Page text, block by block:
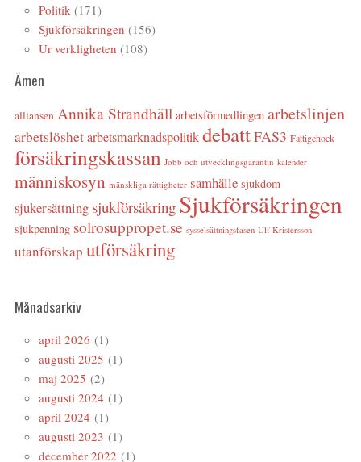
Politik(171)
Sjukförsäkringen (156)
Ur verkligheten (108)
Ämen
alliansen Annika Strandhäll arbetsförmedlingen arbetslinjen
arbetslöshet arbetsmarknadspolitik debattFAS3 Fattigchock
försäkringskassan Jobb och utvecklingsgarantin kalender
människosyn mänskliga rättigheter samhälle sjukdom
sjukersättning sjukförsäkring Sjukförsäkringen
sjukpenning solrosuppropet.se sysselsättningsfasen Ulf Kristersson
utanförskap utförsäkring
Månadsarkiv
april 2026 (1)
augusti 2025 (1)
maj 2025 (2)
augusti 2024 (1)
april 2024 (1)
augusti 2023 (1)
december 2022 (1)